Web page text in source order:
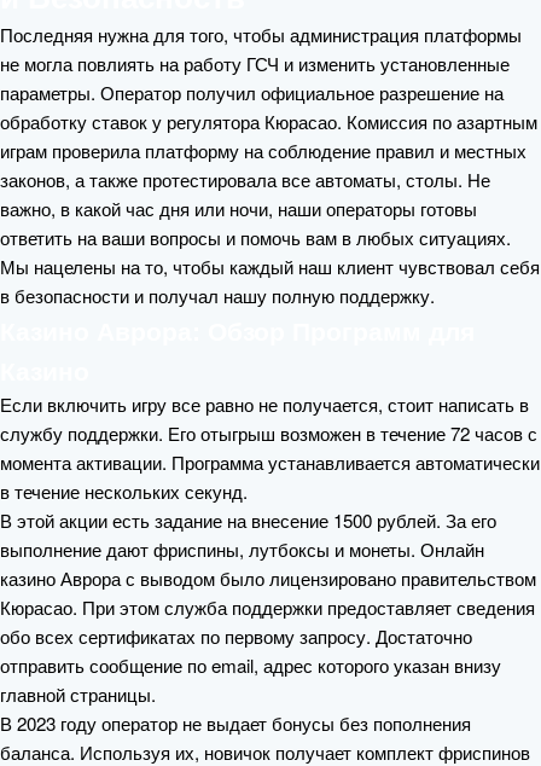
Последняя нужна для того, чтобы администрация платформы
не могла повлиять на работу ГСЧ и изменить установленные
параметры. Оператор получил официальное разрешение на
обработку ставок у регулятора Кюрасао. Комиссия по азартным
играм проверила платформу на соблюдение правил и местных
законов, а также протестировала все автоматы, столы. Не
важно, в какой час дня или ночи, наши операторы готовы
ответить на ваши вопросы и помочь вам в любых ситуациях.
Мы нацелены на то, чтобы каждый наш клиент чувствовал себя
в безопасности и получал нашу полную поддержку.
Если включить игру все равно не получается, стоит написать в
службу поддержки. Его отыгрыш возможен в течение 72 часов с
момента активации. Программа устанавливается автоматически
в течение нескольких секунд.
В этой акции есть задание на внесение 1500 рублей. За его
выполнение дают фриспины, лутбоксы и монеты. Онлайн
казино Аврора с выводом было лицензировано правительством
Кюрасао. При этом служба поддержки предоставляет сведения
обо всех сертификатах по первому запросу. Достаточно
отправить сообщение по email, адрес которого указан внизу
главной страницы.
В 2023 году оператор не выдает бонусы без пополнения
баланса. Используя их, новичок получает комплект фриспинов